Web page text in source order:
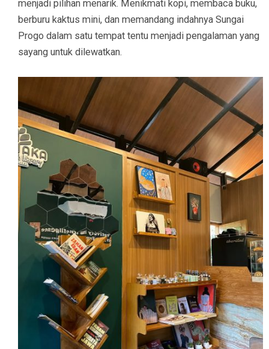
menjadi pilihan menarik. Menikmati kopi, membaca buku,
berburu kaktus mini, dan memandang indahnya Sungai
Progo dalam satu tempat tentu menjadi pengalaman yang
sayang untuk dilewatkan.